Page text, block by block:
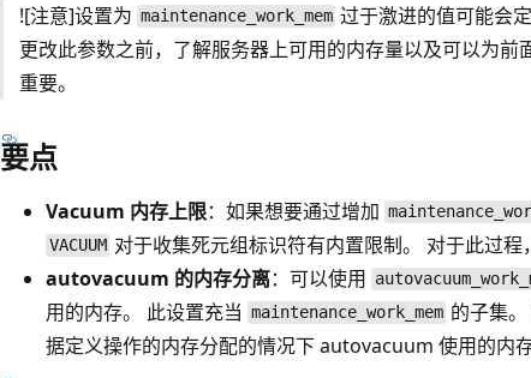
![注意]设置为 maintenance_work_mem 过于激进的值可能会
更改此参数之前，了解服务器上可用的内存量以及可以为前
重要。
要点
Vacuum 内存上限：如果想要通过增加
VACUUM 对于收集死元组标识符有内置限制。 对于此过程
autovacuum 的内存分离：可以使用
用的内存。 此设置充当 maintenance_work_mem 的子集
据定义操作的内存分配的情况下 autovacuum 使用的内存